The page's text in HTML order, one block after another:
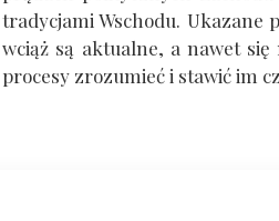
tradycjami Wschodu.
wciąż są aktualne, a nawet
procesy zrozumieć i stawić im